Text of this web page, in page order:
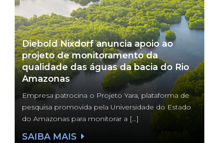
Diebold Nixdorf anuncia apoio ao
projeto de monitoramento da
qualidade das águas da bacia do Rio
Amazonas
Empresa patrocina o Projeto Yara, plataforma de
pesquisa promovida pela Universidade do Estado
do Amazonas para monitorar a […]
SAIBA MAIS